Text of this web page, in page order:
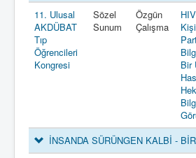
11. Ulusal
AKDÜBAT
Tıp
Öğrencileri
Kongresi
Sözel
Sunum
Özgün
Çalışma
Bir
İNSANDA SÜRÜNGEN KALBİ -